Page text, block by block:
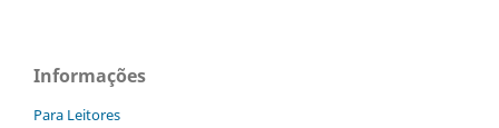
Informações
Para Leitores